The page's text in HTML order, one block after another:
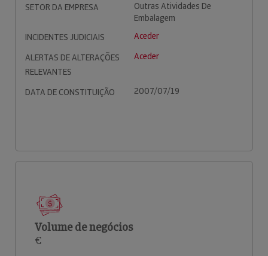
SETOR DA EMPRESA
Outras Atividades De
Embalagem
INCIDENTES JUDICIAIS
Aceder
ALERTAS DE ALTERAÇÕES
RELEVANTES
Aceder
DATA DE CONSTITUIÇÃO 2007/07/19
Volume de negócios
€